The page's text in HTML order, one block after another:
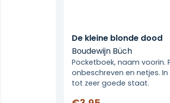
De kleine blonde dood
Boudewijn Büch
Pocketboek, naam voorin.
onbeschreven en netjes.
tot zeer goede staat.